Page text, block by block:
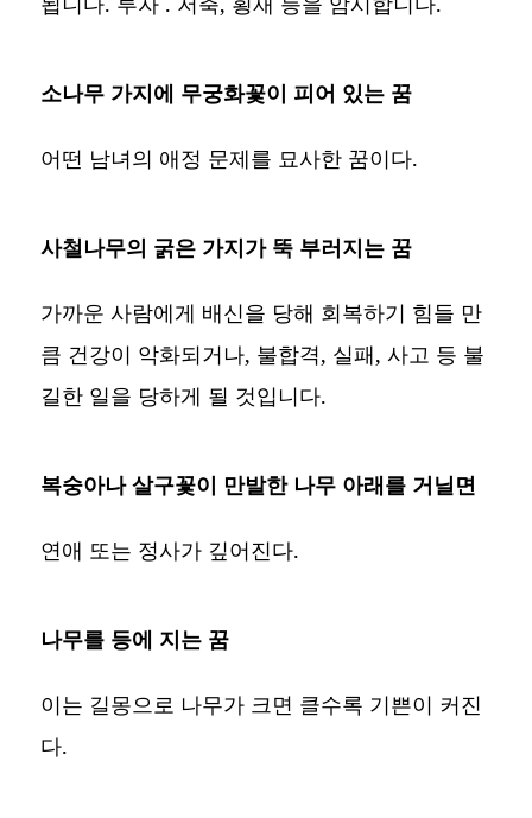
소나무 가지에 무궁화꽃이 피어 있는 꿈
어떤 남녀의 애정 문제를 묘사한 꿈이다.
사철나무의 굵은 가지가 뚝 부러지는 꿈
가까운 사람에게 배신을 당해 회복하기 힘들 만
큼 건강이 악화되거나, 불합격, 실패, 사고 등 불
길한 일을 당하게 될 것입니다.
복숭아나 살구꽃이 만발한 나무 아래를 거닐면
연애 또는 정사가 깊어진다.
나무를 등에 지는 꿈
이는 길몽으로 나무가 크면 클수록 기쁜이 커진
다.